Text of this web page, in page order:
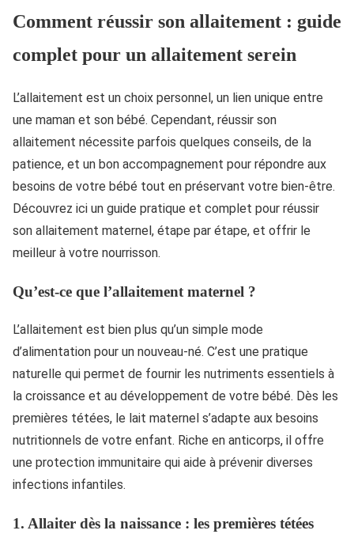
Comment réussir son allaitement : guide
complet pour un allaitement serein
L’allaitement est un choix personnel, un lien unique entre
une maman et son bébé. Cependant, réussir son
allaitement nécessite parfois quelques conseils, de la
patience, et un bon accompagnement pour répondre aux
besoins de votre bébé tout en préservant votre bien-être.
Découvrez ici un guide pratique et complet pour réussir
son allaitement maternel, étape par étape, et offrir le
meilleur à votre nourrisson.
Qu’est-ce que l’allaitement maternel ?
L’allaitement est bien plus qu’un simple mode
d’alimentation pour un nouveau-né. C’est une pratique
naturelle qui permet de fournir les nutriments essentiels à
la croissance et au développement de votre bébé. Dès les
premières tétées, le lait maternel s’adapte aux besoins
nutritionnels de votre enfant. Riche en anticorps, il offre
une protection immunitaire qui aide à prévenir diverses
infections infantiles.
1. Allaiter dès la naissance : les premières tétées